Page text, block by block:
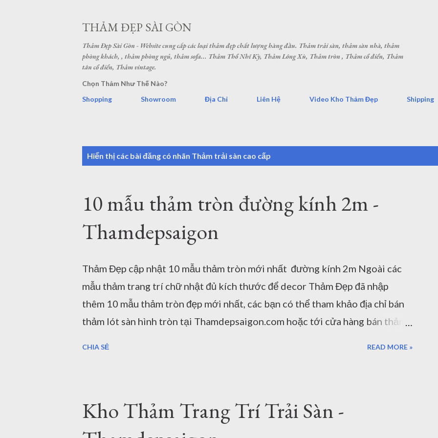
THẢM ĐẸP SÀI GÒN
Thảm Đẹp Sài Gòn - Website cung cấp các loại thảm đẹp chất lượng hàng đầu. Thảm trải sàn, thảm sàn nhà, thảm
phòng khách, , thảm phòng ngủ, thảm sofa... Thảm Thổ Nhĩ Kỳ, Thảm Lông Xù, Thảm tròn , Thảm cổ điển, Thảm
tân cổ điển, Thảm vintage.
Chọn Thảm Như Thế Nào?
Shopping
Showroom Địa Chỉ Liên Hệ Video Kho Thảm Đẹp Shipping
Hiển thị các bài đăng có nhãn Thảm trải sàn cao cấp
10 mẫu thảm tròn đường kính 2m -
Thamdepsaigon
Thảm Đẹp cập nhật 10 mẫu thảm tròn mới nhất đường kính 2m Ngoài các
mẫu thảm trang trí chữ nhật đủ kích thước để decor Thảm Đẹp đã nhập
thêm 10 mẫu thảm tròn đẹp mới nhất, các bạn có thể tham khảo địa chỉ bán
thảm lót sàn hình tròn tại Thamdepsaigon.com hoặc tới cửa hàng bán thảm
Gòn tìm hiểu 10 mẫu thảm trang trí hình tròn đường kính 2m. Thảm tròn
được sử dụng ở đâu ? Dưới đây là một số gợi ý sử dụng thảm hình tròn cơ
CHIA SẺ READ MORE »
Kho Thảm Trang Trí Trải Sàn -